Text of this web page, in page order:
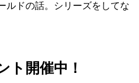
ルドの話。シリーズをしてな
ト開催中！